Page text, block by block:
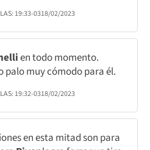
19:33-0318/02/2023
en todo momento.
palo muy cómodo para él.
19:32-0318/02/2023
en esta mitad son para